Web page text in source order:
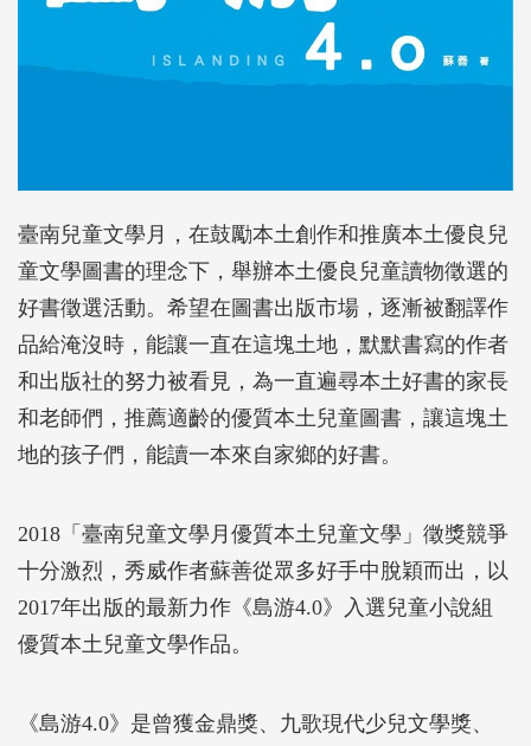
臺南兒童文學月，在鼓勵本土創作和推廣本土優良兒
童文學圖書的理念下，舉辦本土優良兒童讀物徵選的
好書徵選活動。希望在圖書出版市場，逐漸被翻譯作
品給淹沒時，能讓一直在這塊土地，默默書寫的作者
和出版社的努力被看見，為一直遍尋本土好書的家長
和老師們，推薦適齡的優質本土兒童圖書，讓這塊土
地的孩子們，能讀一本來自家鄉的好書。
2018「臺南兒童文學月優質本土兒童文學」徵獎競爭
十分激烈，秀威作者蘇善從眾多好手中脫穎而出，以
2017年出版的最新力作《島游4.0》入選兒童小說組
優質本土兒童文學作品。
《島游4.0》是曾獲金鼎獎、九歌現代少兒文學獎、